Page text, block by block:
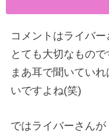
コメントはライバ
とても大切なもの
まあ耳で聞いてい
いですよね(笑)
ではライバーさんが